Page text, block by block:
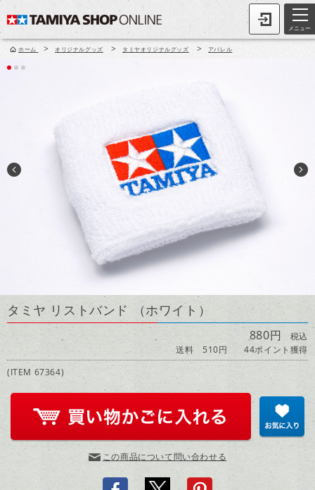
メニュー
ホーム > オリジナルグッズ > タミヤオリジナルグッズ > アパレル
タミヤ リストバンド （ホワイト）
880円 税込
送料 510円
44ポイント獲得
(ITEM 67364)
この商品について問い合わせる